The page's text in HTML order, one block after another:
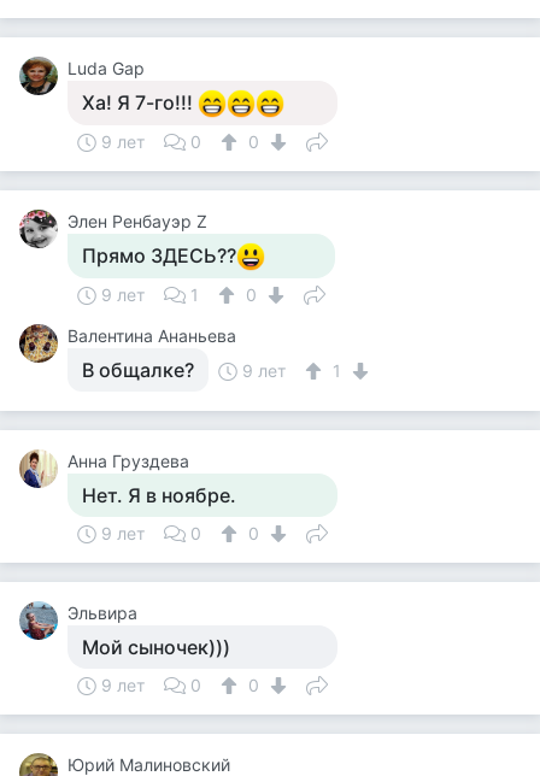
Luda Gap
Ха! Я 7-го!!!
9 лет 0 0
Элен Ренбауэр Z
Прямо ЗДЕСЬ??
9 лет 1
0
Валентина Ананьева
В общалке? 9 лет 1
Анна Груздева
Нет. Я в ноябре.
9 лет 0 0
Эльвира
Мой сыночек)))
9 лет 0 0
Юрий Малиновский